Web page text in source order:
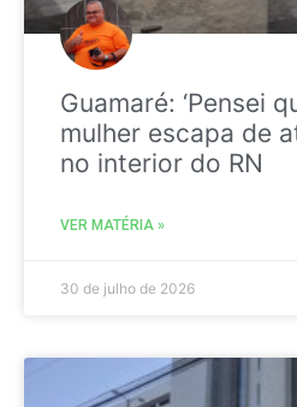
Guamaré: ‘Pensei
mulher escapa de
no interior do RN
VER MATÉRIA »
30 de julho de 2026